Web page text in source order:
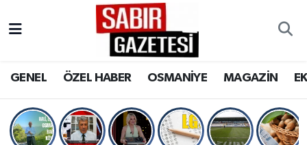
GENEL ÖZEL HABER OSMANİYE MAGAZİN
OSMANİYE
Osmaniye Nöbetçi Eczaneler
Osmaniye Trafik Yoğunluk Haritası